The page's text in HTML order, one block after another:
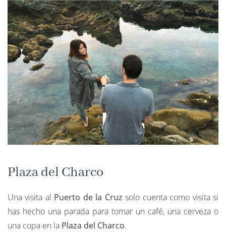
Plaza del Charco
Una visita al Puerto de la Cruz solo cuenta como visita si
has hecho una parada para tomar un café, una cerveza o
una copa en la Plaza del Charco.